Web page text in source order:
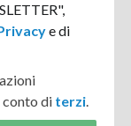
e di
conto di terzi.